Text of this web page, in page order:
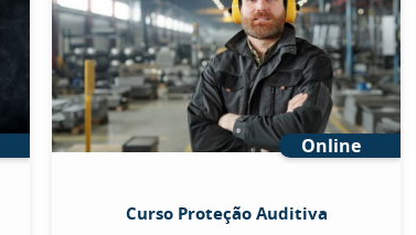
Online
Curso Proteção Auditiva